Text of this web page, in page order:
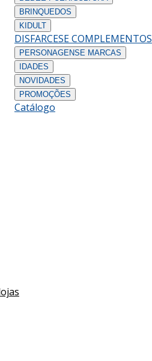
BRINQUEDOS
KIDULT
DISFARCESE COMPLEMENTOS
PERSONAGENS E MARCAS
IDADES
NOVIDADES
PROMOÇÕES
Catálogo